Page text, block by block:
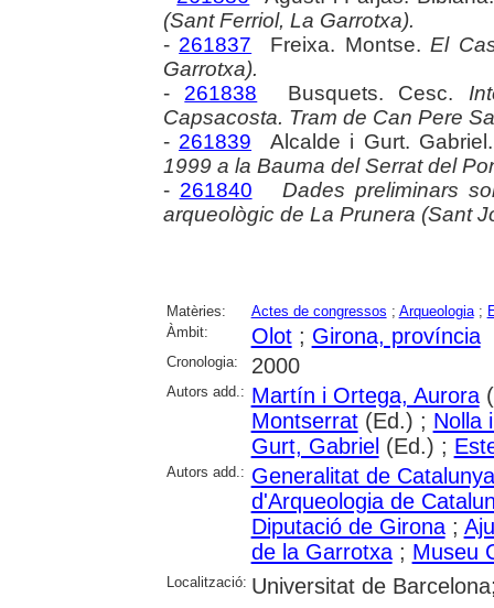
(Sant Ferriol, La Garrotxa).
- 261837 Freixa. Montse.El
Garrotxa).
- 261838 Busquets. Cesc.
Capsacosta. Tram de Can Pere
- 261839 Alcalde i Gurt.
1999 a la Bauma del Serrat del
- 261840
Dades preliminars
arqueològic de La Prunera (Sant
Matèries: Actes de congressos ; Arqueologia;
Àmbit:
Olot; Girona, província
Cronologia: 2000
Autors add.: Martín i Ortega, Aurora
Montserrat(Ed.) ; Nolla
Gurt, Gabriel(Ed.) ;
Autors add.: Generalitat de Catalunya
d'Arqueologia de
Diputació de Girona;
de la Garrotxa; Museu
Localització: Universitat de